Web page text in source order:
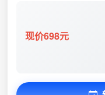
现价698元